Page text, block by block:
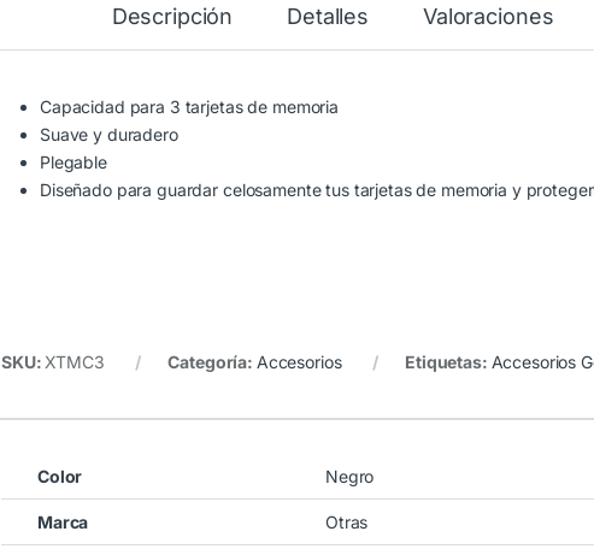
Descripción Detalles Valoraciones
Capacidad para 3 tarjetas de memoria
Suave y duradero
Plegable
Diseñado para guardar celosamente tus tarjetas de memoria y
SKU:XTMC3 Categoría: Accesorios Etiquetas: Accesorios
Color Negro
Marca Otras